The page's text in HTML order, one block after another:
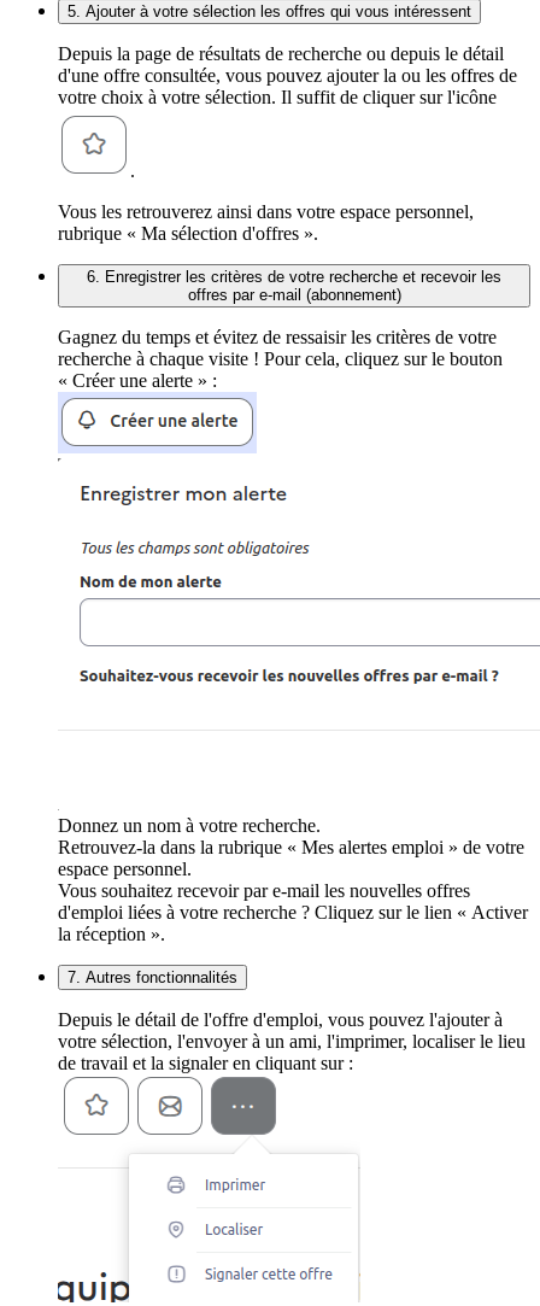
5. Ajouter à votre sélection les offres qui vous intéressent
Depuis la page de résultats de recherche ou depuis le détail
d'une offre consultée, vous pouvez ajouter la ou les offres de
votre choix à votre sélection. Il suffit de cliquer sur l'icône
.
Vous les retrouverez ainsi dans votre espace personnel,
rubrique « Ma sélection d'offres ».
6. Enregistrer les critères de votre recherche et recevoir les
offres par e-mail (abonnement)
Gagnez du temps et évitez de ressaisir les critères de votre
recherche à chaque visite ! Pour cela, cliquez sur le bouton
« Créer une alerte » :
Donnez un nom à votre recherche.
Retrouvez-la dans la rubrique « Mes alertes emploi » de votre
espace personnel.
Vous souhaitez recevoir par e-mail les nouvelles offres
d'emploi liées à votre recherche ? Cliquez sur le lien « Activer
la réception ».
7. Autres fonctionnalités
Depuis le détail de l'offre d'emploi, vous pouvez l'ajouter à
votre sélection, l'envoyer à un ami, l'imprimer, localiser le lieu
de travail et la signaler en cliquant sur :